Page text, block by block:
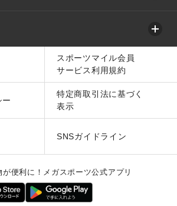
スポーツマイル会員
サービス利用規約
ー
特定商取引法に基づく
表示
SNSガイドライン
が便利に！メガスポーツ公式アプリ